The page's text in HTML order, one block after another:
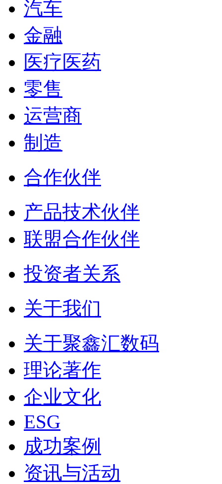
汽车
金融
医疗医药
零售
运营商
制造
合作伙伴
产品技术伙伴
联盟合作伙伴
投资者关系
关于我们
关于聚鑫汇数码
理论著作
企业文化
ESG
成功案例
资讯与活动